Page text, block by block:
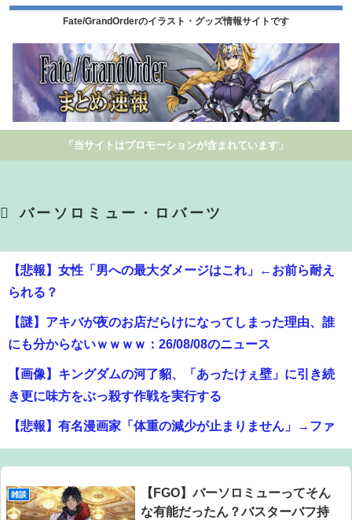
Fate/GrandOrderのイラスト・グッズ情報サイトです
「当サイトはプロモーションが含まれています」
バーソロミュー・ロバーツ
【悲報】女性「男への最大ダメージはこれ」←お前ら耐え
られる？
【謎】アキバが夜のお店だらけになってしまった理由、誰
にも分からないｗｗｗｗ：26/08/08のニュース
【画像】キングダムの河了貂、「あったけぇ壁」に引き続
き更に味方をぶっ殺す作戦を実行する
【悲報】有名漫画家「体重の減少が止まりません」→ファ
ンから心配の声：26/08/07のニュース
ケメン逮捕wwwwwwwwwwwwwww
雑談
【FGO】バーソロミューってそん
な有能だったん？バスターバフ持